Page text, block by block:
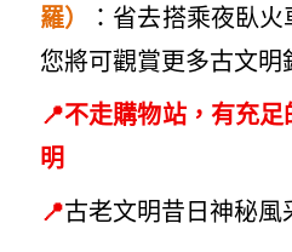
羅）
：省去搭乘夜臥
您將可觀賞更多古文明
📍不走購物站，有充
明
📍古老文明昔日神秘風